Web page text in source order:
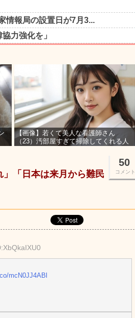
【画像】若くて美人な看護師さん
（23）汚部屋すぎて掃除してくれる人
50
コメント
」「日本は来月から難民
mcN0JJ4ABl